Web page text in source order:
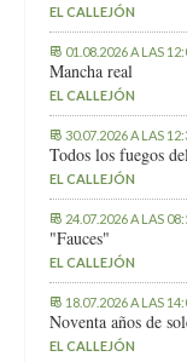
EL CALLEJÓN
01.08.2026 A LAS
Mancha real
EL CALLEJÓN
30.07.2026 A LAS
Todos los fuegos
EL CALLEJÓN
24.07.2026 A LAS
"Fauces"
EL CALLEJÓN
18.07.2026 A LAS
Noventa años de
EL CALLEJÓN